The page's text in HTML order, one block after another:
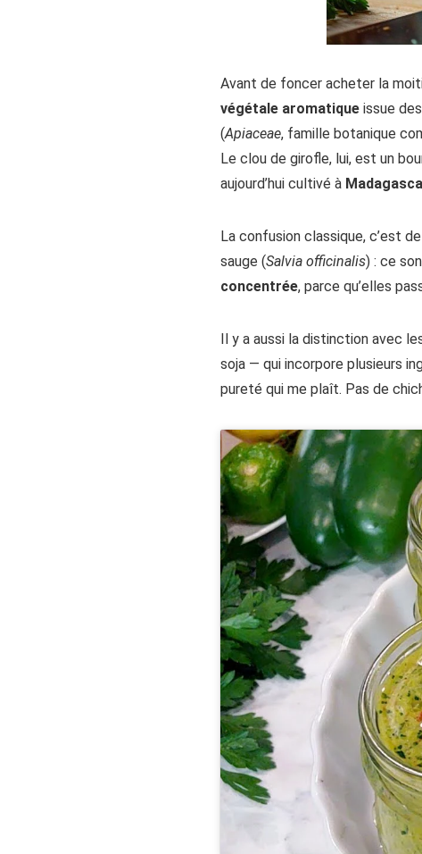
Avant de foncer acheter la
végétale aromatique issue
(Apiaceae, famille botanique
Le clou de girofle, lui, est un
aujourd’hui cultivé à
La confusion classique, c’est
sauge (Salvia officinalis) : ce
concentrée, parce qu’elles
Il y a aussi la distinction avec
soja — qui incorpore plusieurs
pureté qui me plaît. Pas de